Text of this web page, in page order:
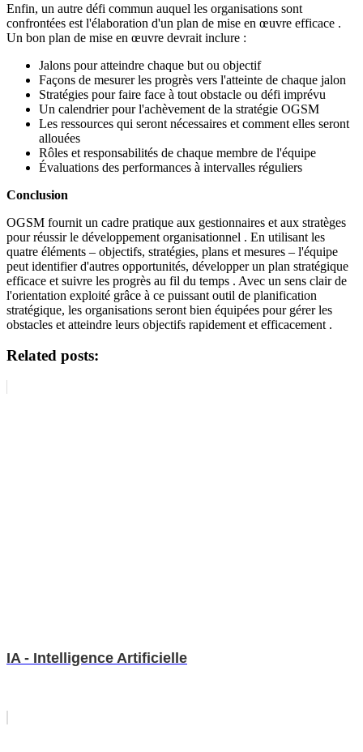
Enfin, un autre défi commun auquel les organisations sont
confrontées est l'élaboration d'un plan de mise en œuvre efficace .
Un bon plan de mise en œuvre devrait inclure :
Jalons pour atteindre chaque but ou objectif
Façons de mesurer les progrès vers l'atteinte de chaque jalon
Stratégies pour faire face à tout obstacle ou défi imprévu
Un calendrier pour l'achèvement de la stratégie OGSM
Les ressources qui seront nécessaires et comment elles seront
allouées
Rôles et responsabilités de chaque membre de l'équipe
Évaluations des performances à intervalles réguliers
Conclusion
OGSM fournit un cadre pratique aux gestionnaires et aux stratèges
pour réussir le développement organisationnel . En utilisant les
quatre éléments – objectifs, stratégies, plans et mesures – l'équipe
peut identifier d'autres opportunités, développer un plan stratégique
efficace et suivre les progrès au fil du temps . Avec un sens clair de
l'orientation exploité grâce à ce puissant outil de planification
stratégique, les organisations seront bien équipées pour gérer les
obstacles et atteindre leurs objectifs rapidement et efficacement .
Related posts:
IA - Intelligence Artificielle